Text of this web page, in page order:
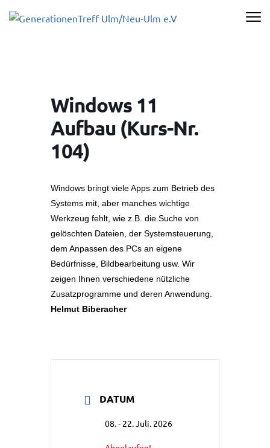
Inhalt
Windows 11
Aufbau (Kurs-Nr.
104)
Windows bringt viele Apps zum Betrieb des
Systems mit, aber manches wichtige
Werkzeug fehlt, wie z.B. die Suche von
gelöschten Dateien, der Systemsteuerung,
dem Anpassen des PCs an eigene
Bedürfnisse, Bildbearbeitung usw. Wir
zeigen Ihnen verschiedene nützliche
Zusatzprogramme und deren Anwendung.
Helmut Biberacher
DATUM
08. - 22. Juli. 2026